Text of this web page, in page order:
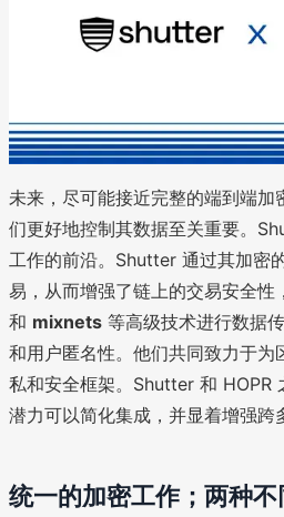
未来，尽可能接近完整的端到端
们更好地控制其数据至关重要。
工作的前沿。Shutter 通过其加密
易，从而增强了链上的交易安全性
和 mixnets 等高级技术进行数据
和用户匿名性。他们共同致力于
私和安全框架。Shutter 和 HOPR
潜力可以简化集成，并显着增强
统一的加密工作；两种